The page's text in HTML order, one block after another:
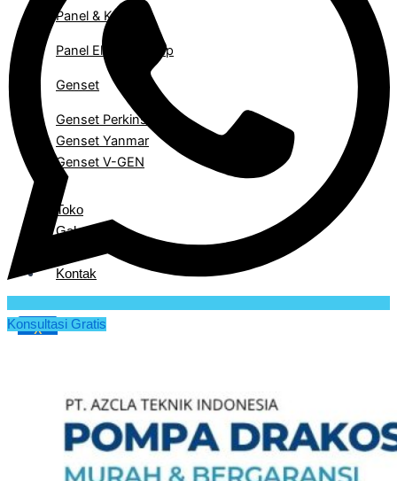
Panel & Kontrol
Panel Electric Pump
Genset
Genset Perkins
Genset Yanmar
Genset V-GEN
Toko
Galeri
Kontak
X
Konsultasi Gratis